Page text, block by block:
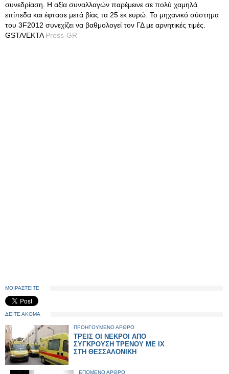
συνεδρίαση. Η αξία συναλλαγών παρέμεινε σε πολύ χαμηλά
επίπεδα και έφτασε μετά βίας τα 25 εκ ευρώ. Το μηχανικό σύστημα
του 3F2012 συνεχίζει να βαθμολογεί τον ΓΔ με αρνητικές τιμές.
GSTA/EKTA Press-GR
ΜΟΙΡΑΣΤΕΙΤΕ
ΔΕΙΤΕ ΑΚΟΜΑ
ΠΡΟΗΓΟΥΜΕΝΟ ΑΡΘΡΟ
ΤΡΕΙΣ ΟΙ ΝΕΚΡΟΙ ΑΠΟ
ΣΥΓΚΡΟΥΣΗ ΤΡΕΝΟΥ ΜΕ ΙΧ
ΣΤΗ ΘΕΣΣΑΛΟΝΙΚΗ
ΕΠΟΜΕΝΟ ΑΡΘΡΟ